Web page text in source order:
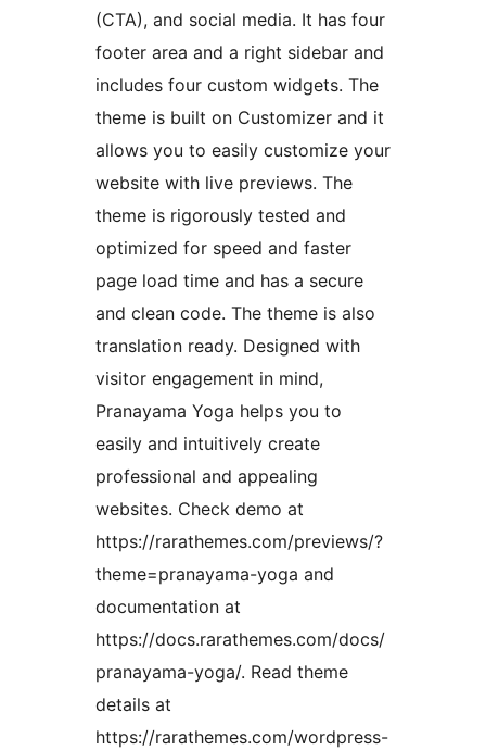
(CTA), and social media. It has four
footer area and a right sidebar and
includes four custom widgets. The
theme is built on Customizer and it
allows you to easily customize your
website with live previews. The
theme is rigorously tested and
optimized for speed and faster
page load time and has a secure
and clean code. The theme is also
translation ready. Designed with
visitor engagement in mind,
Pranayama Yoga helps you to
easily and intuitively create
professional and appealing
websites. Check demo at
https://rarathemes.com/previews/?
theme=pranayama-yoga and
documentation at
https://docs.rarathemes.com/docs/
pranayama-yoga/. Read theme
details at
https://rarathemes.com/wordpress-